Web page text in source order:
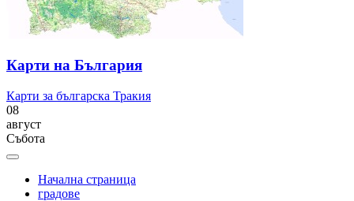
Карти на България
Карти за българска Тракия
08
август
Събота
Начална страница
градове